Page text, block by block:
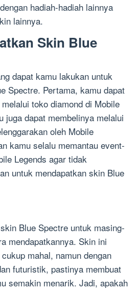
hadiah-hadiah lainnya
lainnya.
Skin Blue
dapat kamu lakukan untuk
Spectre. Pertama, kamu dapat
toko diamond di Mobile
juga dapat membelinya melalui
oleh Mobile
kamu selalu memantau event-
Legends agar tidak
untuk mendapatkan skin Blue
Blue Spectre untuk masing-
mendapatkannya. Skin ini
mahal, namun dengan
futuristik, pastinya membuat
semakin menarik. Jadi, apakah